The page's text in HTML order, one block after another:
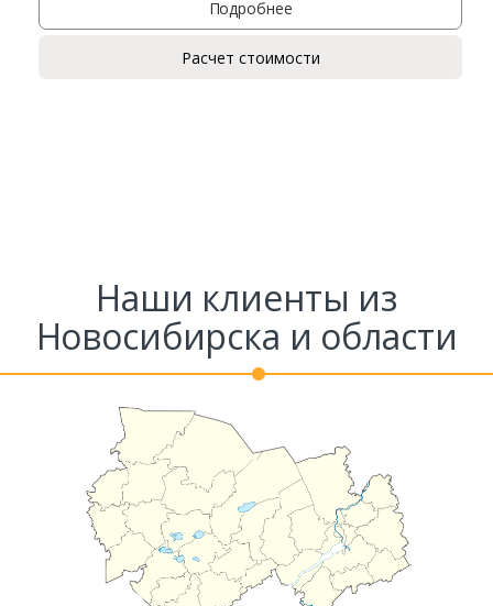
Подробнее
Расчет стоимости
Наши клиенты из
Новосибирска и области